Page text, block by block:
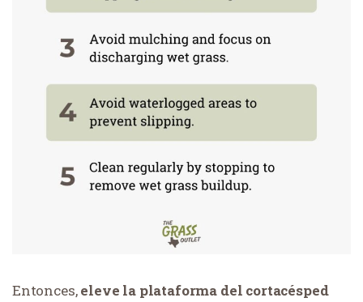
Entonces,eleve la plataforma del cortacésped